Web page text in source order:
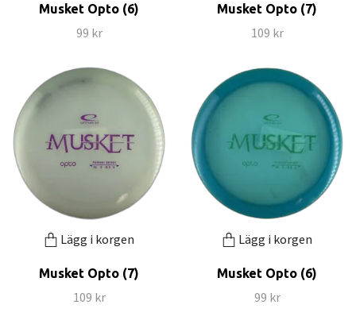
Musket Opto (6)
99 kr
Musket Opto (7)
109 kr
Lägg i korgen
Musket Opto (7)
109 kr
Lägg i korgen
Musket Opto (6)
99 kr